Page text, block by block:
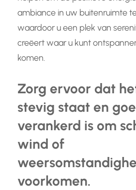
ambiance in uw buitenruimte
waardoor u een plek van
creëert waar u kunt
komen.
Zorg ervoor dat
stevig staat en
verankerd is om
wind of
voorkomen.